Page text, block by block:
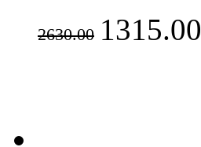
2630.00 1315.00